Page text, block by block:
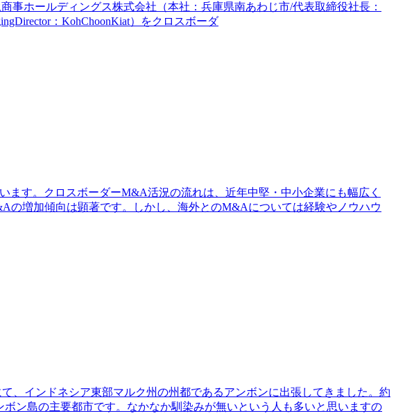
事ホールディングス株式会社（本社：兵庫県南あわじ市/代表取締役社長：
：KohChoonKiat）をクロスボーダ
す。クロスボーダーM&A活況の流れは、近年中堅・中小企業にも幅広く
の増加傾向は顕著です。しかし、海外とのM&Aについては経験やノウハウ
、インドネシア東部マルク州の州都であるアンボンに出張してきました。約
ン島の主要都市です。なかなか馴染みが無いという人も多いと思いますの